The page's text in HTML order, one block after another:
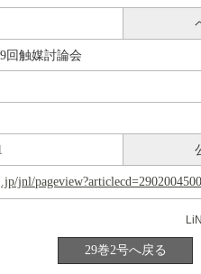
回触媒討論会
jnl/
29巻2号へ戻る